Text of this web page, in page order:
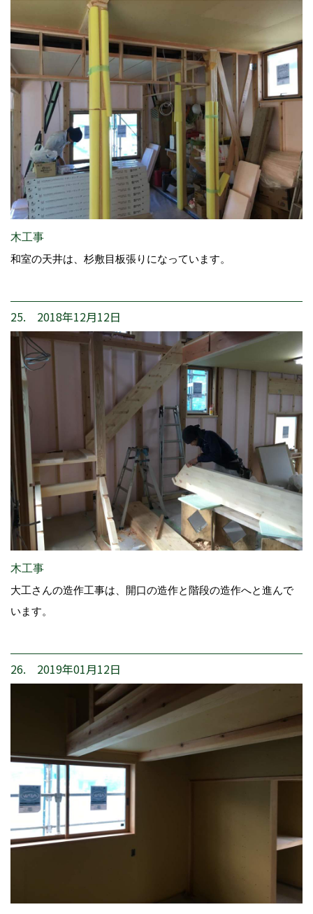
木工事
和室の天井は、杉敷目板張りになっています。
25. 2018年12月12日
木工事
大工さんの造作工事は、開口の造作と階段の造作へと進んで
います。
26. 2019年01月12日